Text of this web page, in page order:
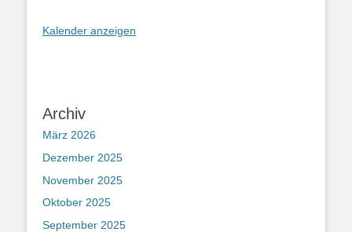
Kalender anzeigen
Archiv
März 2026
Dezember 2025
November 2025
Oktober 2025
September 2025